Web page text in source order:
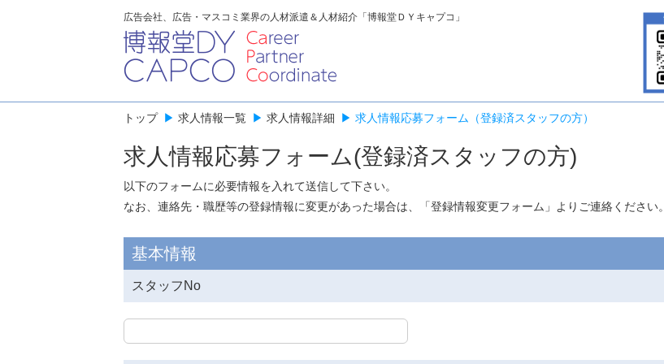
広告会社、広告・マスコミ業界の人材派遣＆人材紹介「博報堂ＤＹキャプコ」
トップ ▶ 求人情報一覧 ▶ 求人情報詳細 ▶ 求人情報応募フォーム（登録済スタッフの方）
求人情報応募フォーム(登録済スタッフの方)
以下のフォームに必要情報を入れて送信して下さい。
なお、連絡先・職歴等の登録情報に変更があった場合は、「登録情報変更フォーム 」よりご連絡ください。
基本情報
スタッフNo